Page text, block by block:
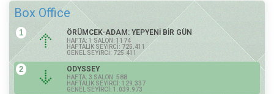
Box Office
1 ÖRÜMCEK-ADAM: YEPYENİ BİR GÜN
HAFTA: 1 SALON: 1174
HAFTALIK SEYİRCİ: 725.411
GENEL SEYİRCİ: 725.411
2 ODYSSEY
HAFTA: 3 SALON: 588
HAFTALIK SEYİRCİ: 129.337
GENEL SEYİRCİ: 1.039.973